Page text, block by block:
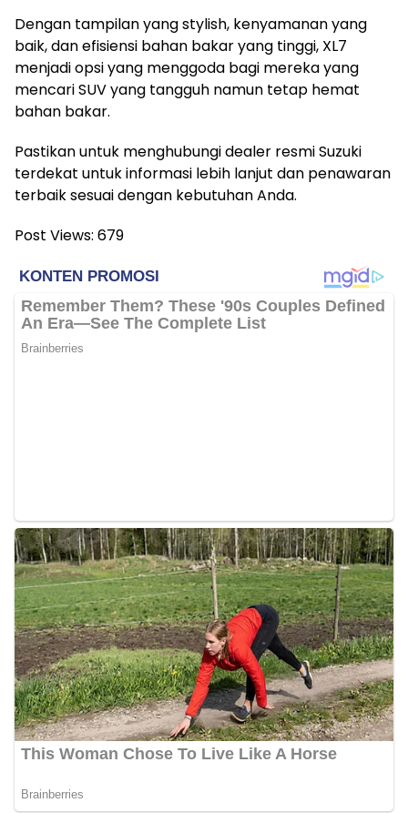
Dengan tampilan yang stylish, kenyamanan yang
baik, dan efisiensi bahan bakar yang tinggi, XL7
menjadi opsi yang menggoda bagi mereka yang
mencari SUV yang tangguh namun tetap hemat
bahan bakar.
Pastikan untuk menghubungi dealer resmi Suzuki
terdekat untuk informasi lebih lanjut dan penawaran
terbaik sesuai dengan kebutuhan Anda.
Post Views: 679